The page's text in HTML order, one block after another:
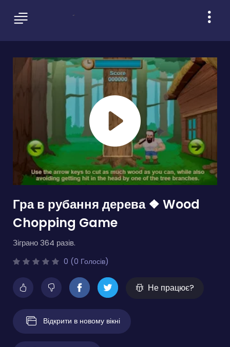
Гра в рубання дерева ❖ Wood
Chopping Game
Зіграно 364 разів.
0 (0 Голосів)
Не працює?
Відкрити в новому вікні